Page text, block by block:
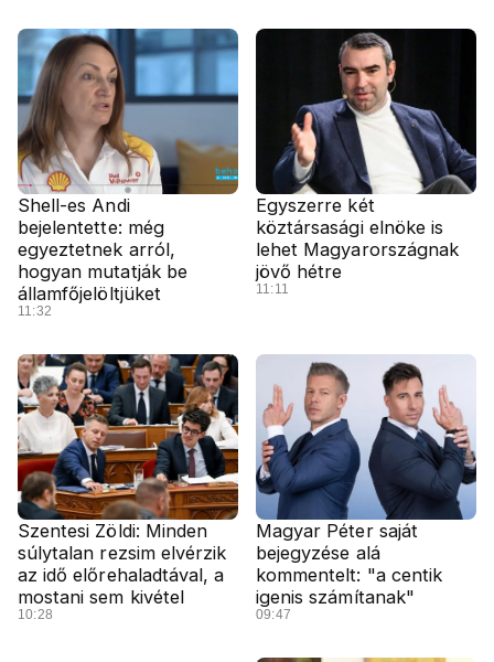
Shell-es Andi
bejelentette: még
egyeztetnek arról,
hogyan mutatják be
államfőjelöltjüket
11:32
Egyszerre két
köztársasági elnöke is
lehet Magyarországnak
jövő hétre
11:11
Szentesi Zöldi: Minden
súlytalan rezsim elvérzik
az idő előrehaladtával, a
mostani sem kivétel
10:28
Magyar Péter saját
bejegyzése alá
kommentelt: "a centik
igenis számítanak"
09:47